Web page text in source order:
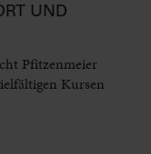
UND
Pfitzenmeier
Kursen